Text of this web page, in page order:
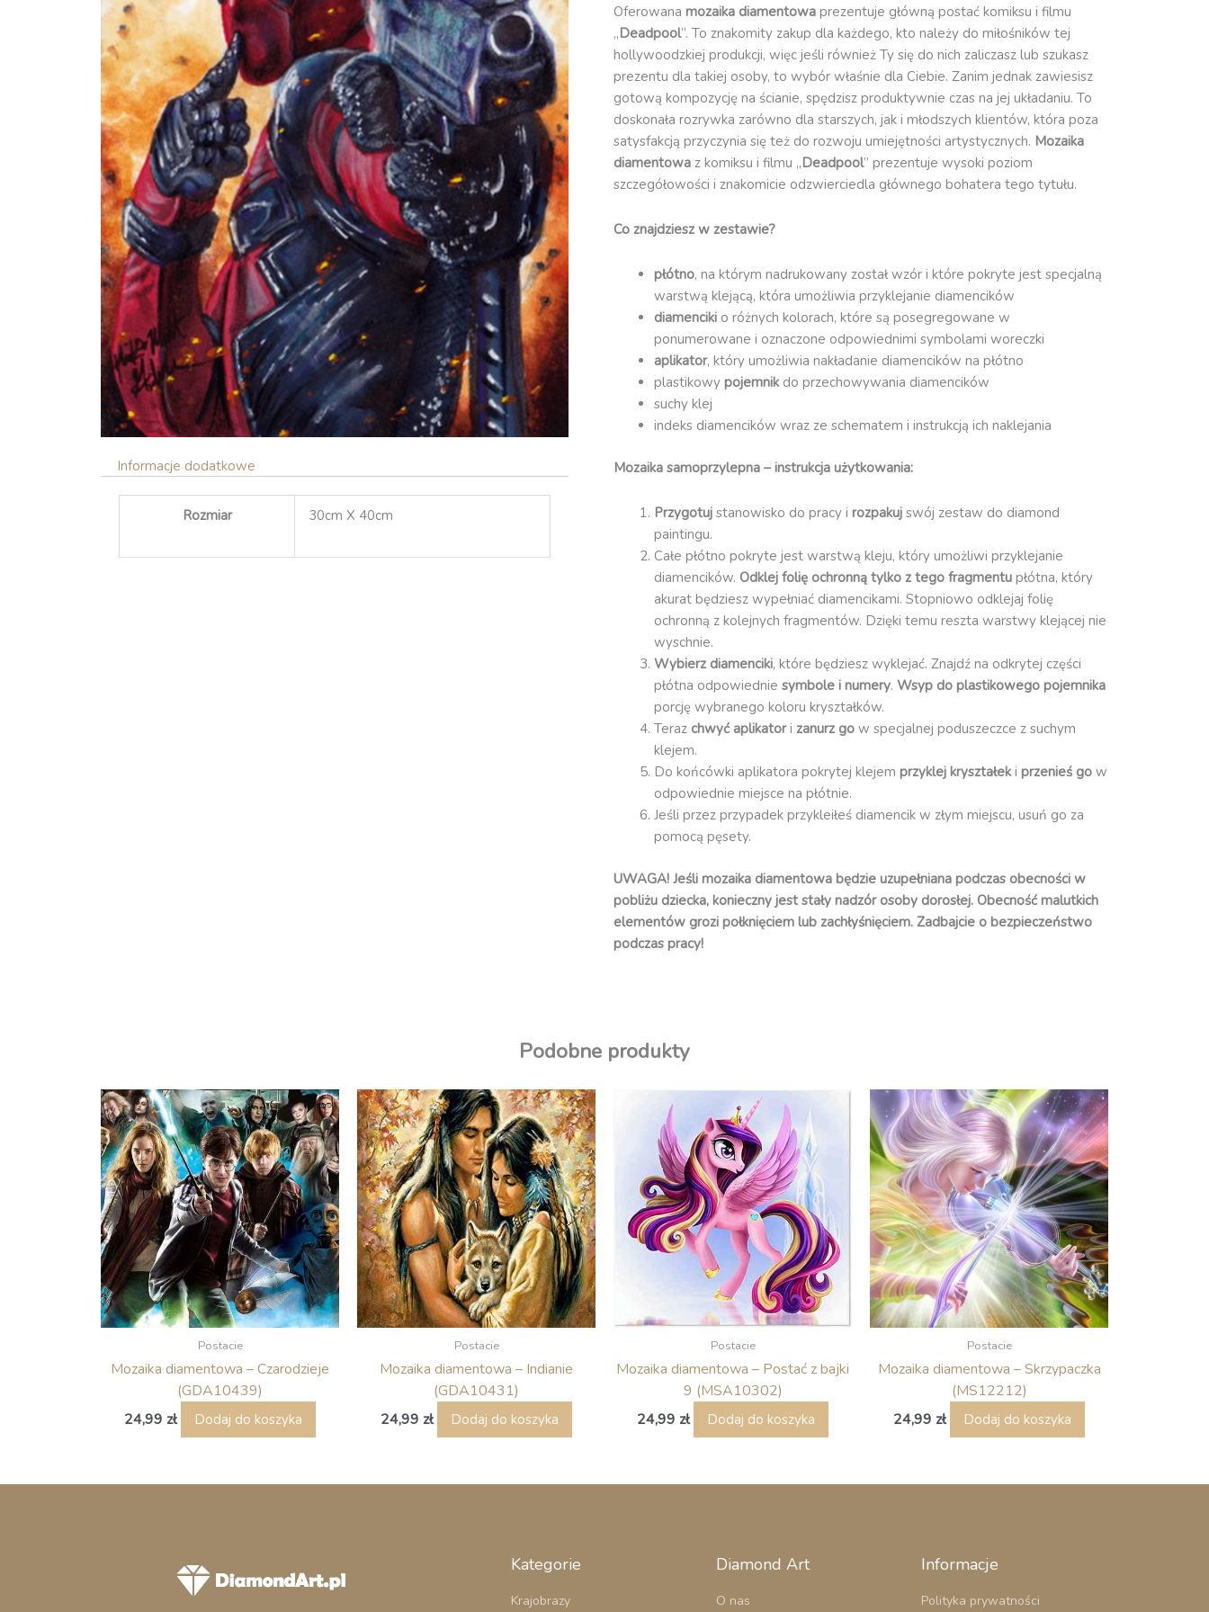
Informacje dodatkowe
Rozmiar 30cm X 40cm
komiksu
i
filmu
„Deadpool”
(GD12106)
Oferowana mozaika diamentowa prezentuje główną postać komiksu i filmu
„Deadpool”. To znakomity zakup dla każdego, kto należy do miłośników tej
hollywoodzkiej produkcji, więc jeśli również Ty się do nich zaliczasz lub szukasz
prezentu dla takiej osoby, to wybór właśnie dla Ciebie. Zanim jednak zawiesisz
gotową kompozycję na ścianie, spędzisz produktywnie czas na jej układaniu. To
doskonała rozrywka zarówno dla starszych, jak i młodszych klientów, która poza
satysfakcją przyczynia się też do rozwoju umiejętności artystycznych. Mozaika
diamentowa z komiksu i filmu „Deadpool” prezentuje wysoki poziom
szczegółowości i znakomicie odzwierciedla głównego bohatera tego tytułu.
Co znajdziesz w zestawie?
płótno, na którym nadrukowany został wzór i które pokryte jest specjalną
warstwą klejącą, która umożliwia przyklejanie diamencików
diamenciki o różnych kolorach, które są posegregowane w
ponumerowane i oznaczone odpowiednimi symbolami woreczki
aplikator, który umożliwia nakładanie diamencików na płótno
plastikowy pojemnik do przechowywania diamencików
suchy klej
indeks diamencików wraz ze schematem i instrukcją ich naklejania
Mozaika samoprzylepna – instrukcja użytkowania:
Przygotuj stanowisko do pracy i rozpakuj swój zestaw do diamond
paintingu.
Całe płótno pokryte jest warstwą kleju, który umożliwi przyklejanie
diamencików. Odklej folię ochronną tylko z tego fragmentu płótna, który
akurat będziesz wypełniać diamencikami. Stopniowo odklejaj folię
ochronną z kolejnych fragmentów. Dzięki temu reszta warstwy klejącej nie
wyschnie.
Wybierz diamenciki, które będziesz wyklejać. Znajdź na odkrytej części
płótna odpowiednie symbole i numery. Wsyp do plastikowego pojemnika
porcję wybranego koloru kryształków.
Teraz chwyć aplikatori zanurz go w specjalnej poduszeczce z suchym
klejem.
Do końcówki aplikatora pokrytej klejem przyklej kryształeki przenieś go w
odpowiednie miejsce na płótnie.
Jeśli przez przypadek przykleiłeś diamencik w złym miejscu, usuń go za
pomocą pęsety.
UWAGA! Jeśli mozaika diamentowa będzie uzupełniana podczas obecności w
pobliżu dziecka, konieczny jest stały nadzór osoby dorosłej. Obecność malutkich
elementów grozi połknięciem lub zachłyśnięciem. Zadbajcie o bezpieczeństwo
podczas pracy!
Podobne produkty
Postacie
Mozaika diamentowa – Czarodzieje
(GDA10439)
24,99 zł Dodaj do koszyka
Postacie
Mozaika diamentowa – Indianie
(GDA10431)
24,99 zł Dodaj do koszyka
Postacie
Mozaika diamentowa – Postać z bajki
9 (MSA10302)
24,99 zł Dodaj do koszyka
Postacie
Mozaika diamentowa – Skrzypaczka
(MS12212)
24,99 zł Dodaj do koszyka
Kategorie
Krajobrazy
Diamond Art
O nas
Informacje
Polityka prywatności